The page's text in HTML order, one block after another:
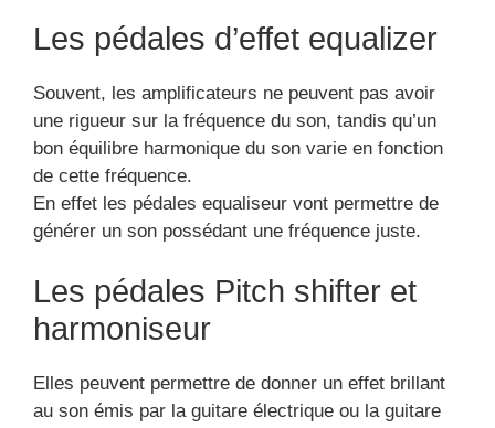
Les pédales d’effet equalizer
une rigueur sur la fréquence du son, tandis qu’un
bon équilibre harmonique du son varie en fonction
de cette fréquence.
En effet les pédales equaliseur vont permettre de
générer un son possédant une fréquence juste.
Les pédales Pitch shifter et
harmoniseur
au son émis par la guitare électrique ou la guitare
basse.